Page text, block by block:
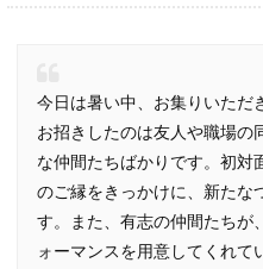
今日は暑い中、お集りいただ
お招きしたのは友人や職場の
な仲間たちばかりです。初対
のご縁をきっかけに、新たな
す。また、有志の仲間たちが
ォーマンスを用意してくれて